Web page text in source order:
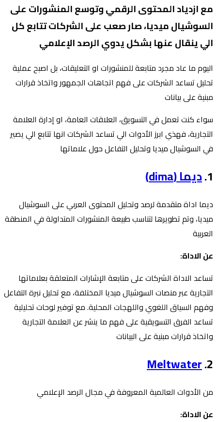
مع ازدياد المحتوى الرقمي وتوسع المنشورات على
السوشيال ميديا، صار صعب على الشركات تتابع كل
الي ينقال عنها بشكل يدوي الرصد الإعلامي
اليوم ما عاد مجرد متابعة للمنشورات او التعليقات، بل اصبح عملية
تحليل تساعد الشركات على فهم اتجاهات الجمهور واتخاذ قرارات
مبنية على بيانات
سواء كنت تعمل في التسويق، العلاقات العامة، او إدارة العلامة
التجارية، فهذي ابرز الأدوات الي تساعد الشركات انها تتابع الي يصير
في السوشيال ميديا وتحليل التفاعل حول علاماتها
1.⁠ ⁠ ديما (dima)
ديما اداة متقدمة لرصد وتحليل المحتوى العربي على السوشيال
ميديا، وتم تطويرها لتناسب طبيعة المنشورات المتداولة في المنطقة
العربية
عن الاداة:
تساعد الاداة الشركات على متابعة الإشارات المتعلقة بعلاماتها
التجارية عبر منصات السوشيال ميديا المختلفة، مع تحليل نبرة التفاعل
وفهم السياق اللغوي واللهجات المحلية. مع توفير لوحات تحليلية
تساعد الفرق التسويقية على فهم ما ينشر عن العلامة التجارية
واتخاذ قرارات مبنية على البيانات
2.⁠ ⁠
Meltwater
من الأدوات العالمية المعروفة في مجال الرصد الإعلامي
عن الاداة: